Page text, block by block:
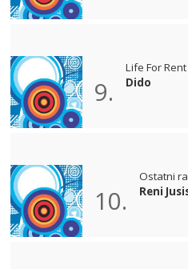
9.
Life For Rent
Dido
10.
Ostatni
Reni